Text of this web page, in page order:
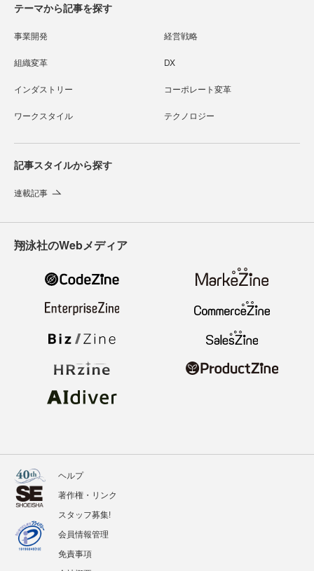
テーマから記事を探す
事業開発 経営戦略
組織変革 DX
インダストリー コーポレート変革
ワークスタイル テクノロジー
記事スタイルから探す
連載記事
翔泳社のWebメディア
ヘルプ
著作権・リンク
スタッフ募集!
会員情報管理
免責事項